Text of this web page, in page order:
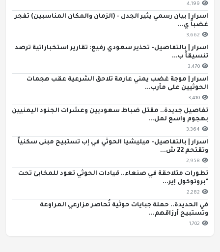
4,199
| بيان رسمي يثير الجدل - (الزمان والمكان المناسبين) تفجر
ي...
3,662
| بالتفاصيل- تحذير سعودي رفيع: تقارير استخباراتية ترصد
ب...
3,470
| موجة غضب يمني عارمة تلاحق الشرعية عقب هجمات
على مأرب...
3,410
جديدة.. مقتل ضباط سعوديين وعشرات الجنود اليمنيين
واسع لمل...
3,364
| بالتفاصيل- ميليشيا الحوثي في إب تستبيح مبنى سكنياً
22 ش...
2,958
متلاحقة في صنعاء.. قيادات الحوثي تعود للمخابئ تحت
إير...
2,282
الحديدة.. حملة جبايات حوثية تُحاصر مزارعي المراوعة
أرزاقهم...
1,702